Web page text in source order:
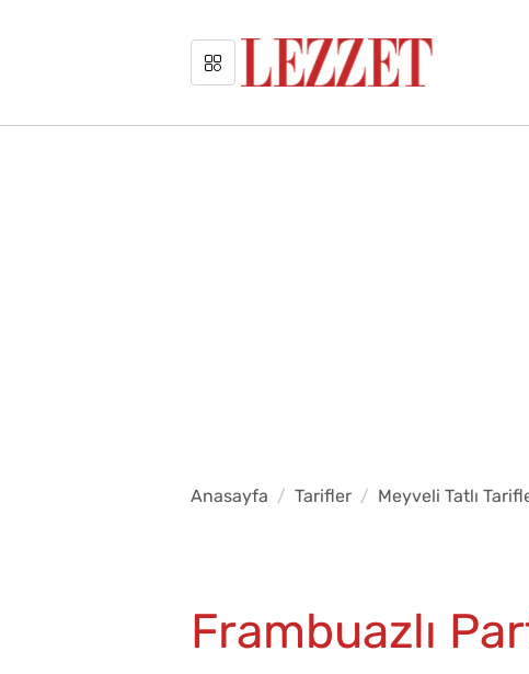
Anasayfa Tarifler Meyveli Tatlı
Frambuazlı